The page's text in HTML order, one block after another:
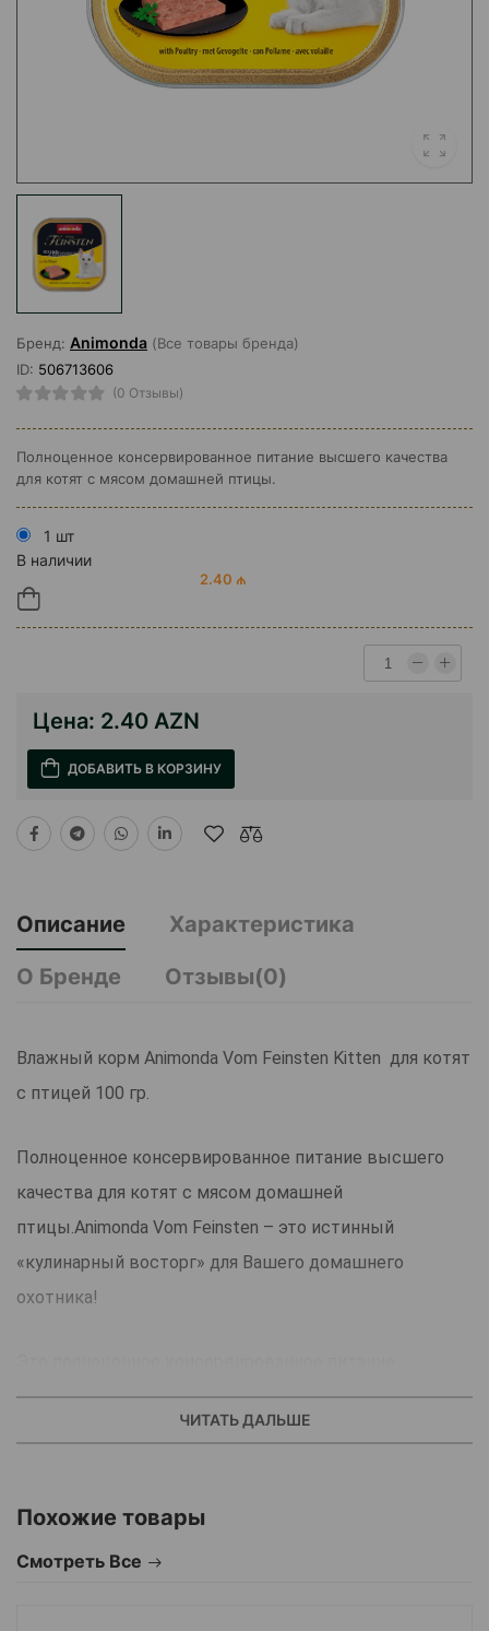
Бренд: Animonda (Все товары бренда)
ID: 506713606
(0 Отзывы)
Полноценное консервированное питание высшего качества
для котят с мясом домашней птицы.
1 шт
В наличии
2.40 ₼
Цена: 2.40 AZN
ДОБАВИТЬ В КОРЗИНУ
Описание
Характеристика
О Бренде
Отзывы(0)
Влажный корм Animonda Vom Feinsten Kitten для котят
с птицей 100 гр.
Полноценное консервированное питание высшего
качества для котят с мясом домашней
птицы.Animonda Vom Feinsten – это истинный
«кулинарный восторг» для Вашего домашнего
охотника!
высшего качества для котят, так необходимое для
растущего организма.
Animonda Vom Feinsten – настоящее немецкое
качество!
ЧИТАТЬ ДАЛЬШЕ
Похожие товары
Смотреть Все